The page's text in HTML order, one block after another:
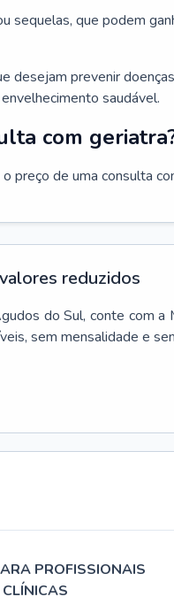
sequelas, que podem
desejam prevenir
saudável.
com
preço de uma consulta
reduzidos
do Sul, conte com a
sem mensalidade e
PROFISSIONAIS
CLÍNICAS